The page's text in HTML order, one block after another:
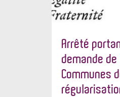
Arrêté
demande
Communes